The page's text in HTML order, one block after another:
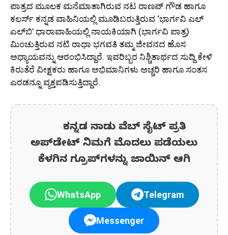
ಪಾತ್ರದ ಮೂಲಕ ಮನೆಮಾತಾಗಿರುವ ನಟ ರಾಣವ್ ಗೌಡ ಹಾಗೂ
ಕಲರ್ಸ್ ಕನ್ನಡ ವಾಹಿನಿಯಲ್ಲಿ ಮೂಡಿಬರುತ್ತಿರುವ ‘ಭಾರ್ಗವಿ ಎಲ್​​
ಎಲ್​​ಬಿ’ ಧಾರಾವಾಹಿಯಲ್ಲಿ ನಾಯಕಿಯಾಗಿ (ಭಾರ್ಗವಿ ಪಾತ್ರ)
ಮಿಂಚುತ್ತಿರುವ ನಟಿ ರಾಧಾ ಭಗವತಿ ತಮ್ಮ ಜೀವನದ ಹೊಸ
ಅಧ್ಯಾಯವನ್ನು ಆರಂಭಿಸಿದ್ದಾರೆ. ಇವರಿಬ್ಬರ ನಿಶ್ಚಿತಾರ್ಥದ ಸುದ್ದಿ ಕೇಳಿ
ಕಿರುತೆರೆ ವೀಕ್ಷಕರು ಹಾಗೂ ಅಭಿಮಾನಿಗಳು ಅಚ್ಚರಿ ಹಾಗೂ ಸಂತಸ
ಎರಡನ್ನೂ ವ್ಯಕ್ತಪಡಿಸುತ್ತಿದ್ದಾರೆ.
ಕನ್ನಡ ನಾಡು ವೆಬ್ ಸೈಟ್ ಪ್ರತಿ
ಅಪ್‌ಡೇಟ್‌ ನಿಮಗೆ ಮೊದಲು ಪಡೆಯಲು
ಕೆಳಗಿನ ಗ್ರೂಪ್‌ಗಳನ್ನು ಜಾಯಿನ್ ಆಗಿ
WhatsApp Telegram
Messenger